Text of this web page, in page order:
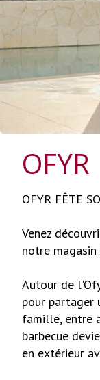
OFYR
OFYR FÊTE
Venez
notre magasin
Autour de
pour partager
famille, entre
barbecue
en extérieur